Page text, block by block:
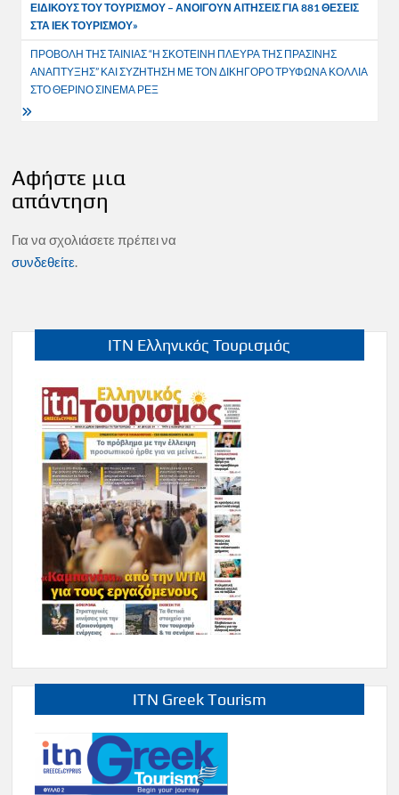
ΕΙΔΙΚΟΥΣ ΤΟΥ ΤΟΥΡΙΣΜΟΥ – ΑΝΟΙΓΟΥΝ ΑΙΤΗΣΕΙΣ ΓΙΑ 881 ΘΕΣΕΙΣ
ΣΤΑ ΙΕΚ ΤΟΥΡΙΣΜΟΥ»
ΠΡΟΒΟΛΗ ΤΗΣ ΤΑΙΝΙΑΣ “Η ΣΚΟΤΕΙΝΗ ΠΛΕΥΡΑ ΤΗΣ ΠΡΑΣΙΝΗΣ
ΑΝΑΠΤΥΞΗΣ” ΚΑΙ ΣΥΖΗΤΗΣΗ ΜΕ ΤΟΝ ΔΙΚΗΓΟΡΟ ΤΡΥΦΩΝΑ ΚΟΛΛΙΑ
ΣΤΟ ΘΕΡΙΝΟ ΣΙΝΕΜΑ ΡΕΞ
Αφήστε μια
απάντηση
Για να σχολιάσετε πρέπει να
συνδεθείτε.
ITN Ελληνικός Τουρισμός
ITN Greek Tourism